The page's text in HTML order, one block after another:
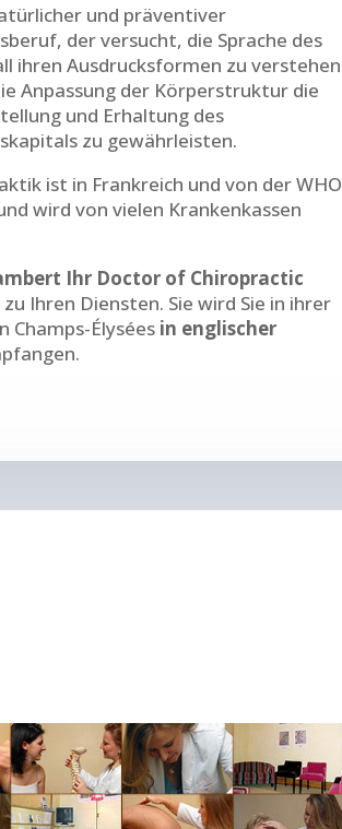
und präventiver
der versucht, die Sprache des
ihren Ausdrucksformen zu verstehen
Anpassung der Körperstruktur die
und Erhaltung des
zu gewährleisten.
ist in Frankreich und von der WHO
wird von vielen Krankenkassen
Ihr Doctor of Chiropractic
Ihren Diensten. Sie wird Sie in ihrer
Champs-Élysées in englischer